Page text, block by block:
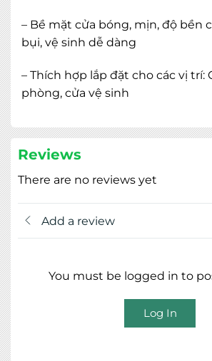
– Bề mặt cửa bóng, mịn, độ bền
bụi, vệ sinh dễ dàng
– Thích hợp lắp đặt cho các vị trí:
phòng, cửa vệ sinh
Reviews
There are no reviews yet
Add a review
You must be logged in to
Log In